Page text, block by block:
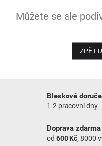
NOVINKY
Můžete se ale
ZPĚT
Bleskové
1-2 pracovní dny
Doprava zdarma
od 600 Kč, 8000